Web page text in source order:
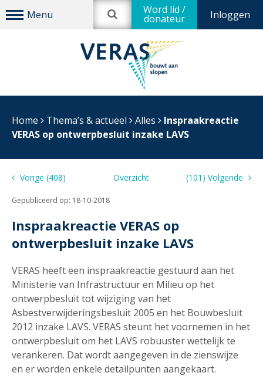
Inloggen
Word lid /
donateur
Home Thema’s & actueel Alles
Inspraakreactie
VERAS op ontwerpbesluit inzake LAVS
Vorige (408) Overzicht (101) Volgende
Gepubliceerd op: 18-10-2018
Inspraakreactie VERAS op
ontwerpbesluit inzake LAVS
VERAS heeft een inspraakreactie gestuurd aan het
Ministerie van Infrastructuur en Milieu op het
ontwerpbesluit tot wijziging van het
Asbestverwijderingsbesluit 2005 en het Bouwbesluit
2012 inzake LAVS. VERAS steunt het voornemen in het
ontwerpbesluit om het LAVS robuuster wettelijk te
verankeren. Dat wordt aangegeven in de zienswijze
en er worden enkele detailpunten aangekaart.